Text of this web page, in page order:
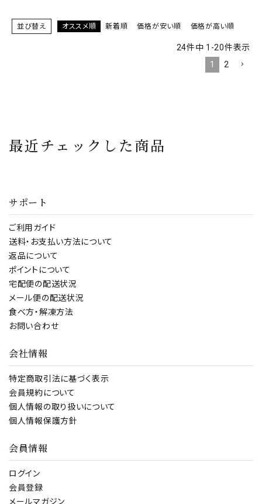
並び替え オススメ順 新着順 価格が安い順 価格が高い順
24件中 1 -20件表示
1
2
最近チェックした商品
サポート
ご利用ガイド
送料・お支払い方法について
返品について
ポイントについて
宅配便の配送状況
メール便の配送状況
食べ方・解凍方法
お問い合わせ
会社情報
特定商取引法に基づく表示
会員規約について
個人情報の取り扱いについて
個人情報保護方針
会員情報
ログイン
会員登録
メールマガジン